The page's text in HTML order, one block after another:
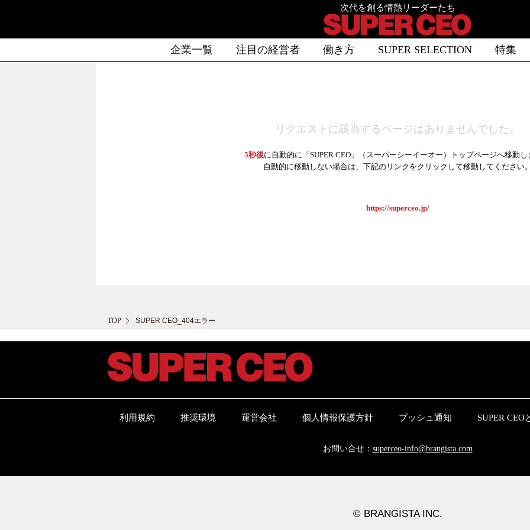
次代を創る情熱リーダーたち
企業一覧 注目の経営者 働き方 SUPER SELECTION 特集
リクエストに該当するページはありませんでした。
5秒後に自動的に「SUPER CEO」（スーパーシーイーオー）トップページへ移動し
自動的に移動しない場合は、下記のリンクをクリックして移動してください
https://superceo.jp/
TOP SUPER CEO_404エラー
利用規約 推奨環境 運営会社 個人情報保護方針 プッシュ通知 SUPER CEO
お問い合せ： superceo-info@brangista.com
© BRANGISTA INC.